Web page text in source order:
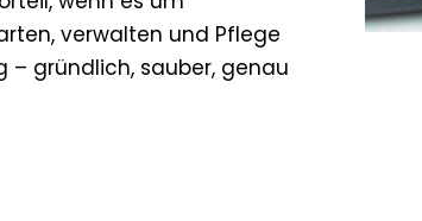
verwalten und Pflege
– gründlich, sauber, genau